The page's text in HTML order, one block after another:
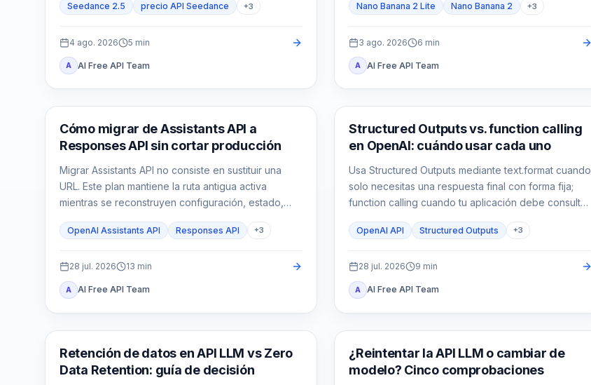
Seedance 2.5 precio API Seedance +3
4 ago. 2026 5 min
A AI Free API Team
Nano Banana 2 Lite Nano Banana 2 +3
3 ago. 2026 6 min
A AI Free API Team
Guía de API
Cómo migrar de Assistants API a
Responses API sin cortar producción
Migrar Assistants API no consiste en sustituir una
URL. Este plan mantiene la ruta antigua activa
mientras se reconstruyen configuración, estado,
en Responses API.
OpenAI Assistants API Responses API +3
28 jul. 2026 13 min
A AI Free API Team
Guía de API
Structured Outputs vs. function calling
en OpenAI: cuándo usar cada uno
Usa Structured Outputs mediante text.format cuando
solo necesitas una respuesta final con forma fija;
function calling cuando tu aplicación debe consultar
herramienta también debe alimentar una salida
OpenAI API Structured Outputs +3
28 jul. 2026 9 min
A AI Free API Team
Guías API
Retención de datos en API LLM vs Zero
Data Retention: guía de decisión
Guía de API
¿Reintentar la API LLM o cambiar de
modelo? Cinco comprobaciones